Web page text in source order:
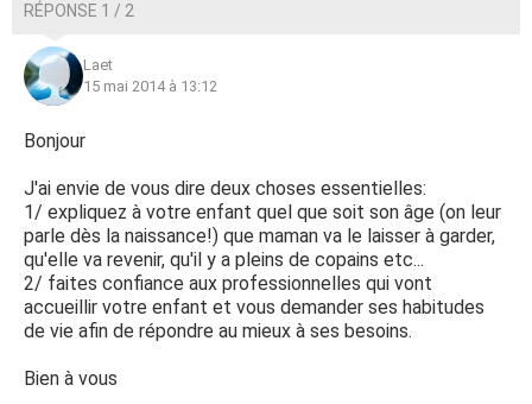
RÉPONSE 1 / 2
Laet
15 mai 2014 à 13:12
Bonjour
J'ai envie de vous dire deux choses essentielles:
1/ expliquez à votre enfant quel que soit son âge (on leur
parle dès la naissance!) que maman va le laisser à garder,
qu'elle va revenir, qu'il y a pleins de copains etc...
2/ faites confiance aux professionnelles qui vont
accueillir votre enfant et vous demander ses habitudes
de vie afin de répondre au mieux à ses besoins.
Bien à vous